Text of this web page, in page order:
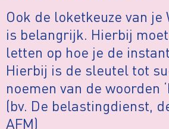
Ook de loketkeuze van je
is belangrijk. Hierbij
letten op hoe je de
Hierbij is de sleutel tot
noemen van de woorden
(bv. De belastingdienst,
AFM)